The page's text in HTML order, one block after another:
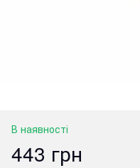
В наявності
443 грн